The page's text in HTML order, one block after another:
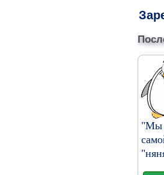
"Мы